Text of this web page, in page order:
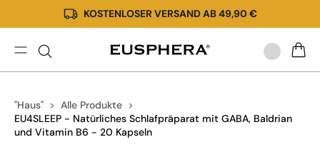
zum
Inhalt
KOSTENLOSER VERSAND AB 49,90 €
Verbessern
Sie
die
"Haus"
Alle Produkte
EU4SLEEP - Natürliches Schlafpräparat mit GABA, Baldrian
und Vitamin B6 - 20 Kapseln